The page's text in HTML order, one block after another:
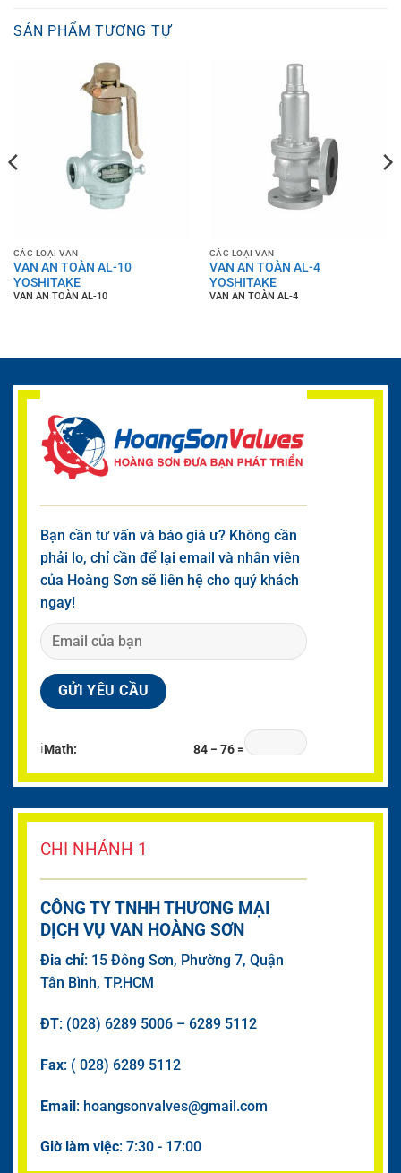
SẢN PHẨM TƯƠNG TỰ
CÁC LOẠI VAN
VAN AN TOÀN AL-10
YOSHITAKE
VAN AN TOÀN AL-10
CÁC LOẠI VAN
VAN AN TOÀN AL-4
YOSHITAKE
VAN AN TOÀN AL-4
Bạn cần tư vấn và báo giá ư? Không cần
phải lo, chỉ cần để lại email và nhân viên
của Hoàng Sơn sẽ liên hệ cho quý khách
ngay!
ℹMath: 84 − 76 =
CHI NHÁNH 1
CÔNG TY TNHH THƯƠNG MẠI
DỊCH VỤ VAN HOÀNG SƠN
Đia chỉ: 15 Đông Sơn, Phường 7, Quận
Tân Bình, TP.HCM
ĐT: (028) 6289 5006 – 6289 5112
Fax: ( 028) 6289 5112
Email: hoangsonvalves@gmail.com
Giờ làm việc: 7:30 - 17:00